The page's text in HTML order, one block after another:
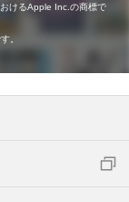
けるApple Inc.の商標で
。